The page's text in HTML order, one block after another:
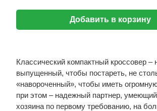
Добавить в корзину
Классический компактный кроссовер –
выпущенный, чтобы постареть, не
«навороченный», чтобы иметь
при этом – надежный партнер,
хозяина по первому требованию, на